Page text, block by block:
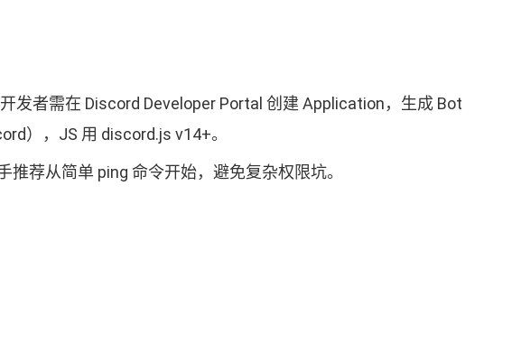
发者需在 Discord Developer Portal 创建 Application，生成 Bot
），JS 用 discord.js v14+。
荐从简单 ping 命令开始，避免复杂权限坑。